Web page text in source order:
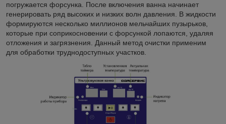
погружается форсунка. После включения ванна начинает
генерировать ряд высоких и низких волн давления. В жидкости
формируются несколько миллионов мельчайших пузырьков,
которые при соприкосновении с форсункой лопаются, удаляя
отложения и загрязнения. Данный метод очистки применим
для обработки труднодоступных участков.